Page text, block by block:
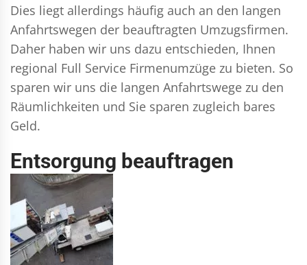
Dies liegt allerdings häufig auch an den langen
Anfahrtswegen der beauftragten Umzugsfirmen.
Daher haben wir uns dazu entschieden, Ihnen
regional Full Service Firmenumzüge zu bieten. So
sparen wir uns die langen Anfahrtswege zu den
Räumlichkeiten und Sie sparen zugleich bares
Geld.
Entsorgung beauftragen